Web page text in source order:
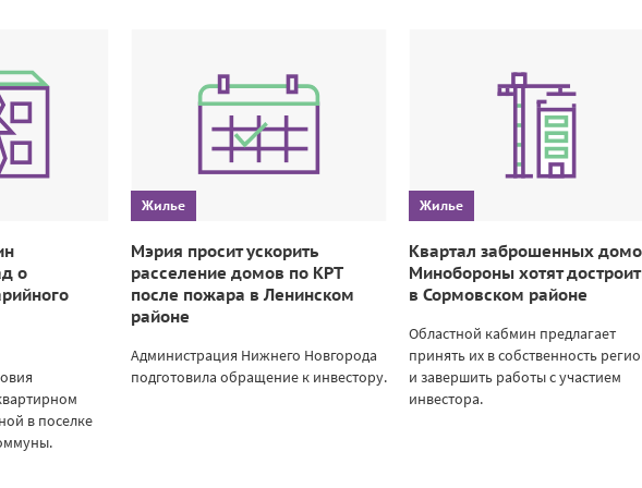
о
в поселке
Жилье
Мэрия просит ускорить
расселение домов по КРТ
после пожара в Ленинском
районе
Администрация Нижнего Новгорода
подготовила обращение к инвестору.
Жилье
Квартал заброшенных
Минобороны хотят
в Сормовском районе
Областной кабмин предлагает
принять их в собственность
и завершить работы с участием
инвестора.